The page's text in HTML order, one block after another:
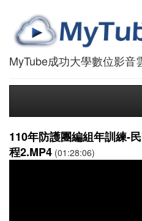
MyTube成功大學數位影音
110年防護團編組年訓練-
程2.MP4 (01:28:06)